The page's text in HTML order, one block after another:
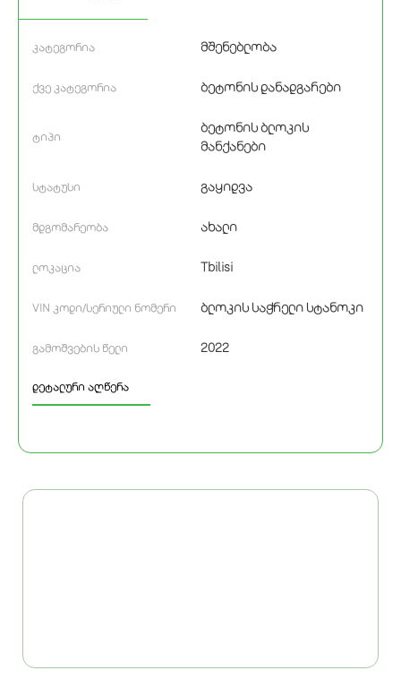
კატეგორია მშენებლობა
ქვე კატეგორია ბეტონის დანადგარები
ტიპი
ბეტონის ბლოკის
მანქანები
სტატუსი გაყიდვა
მდგომარეობა ახალი
ლოკაცია Tbilisi
VIN კოდი/სერიული ნომერი ბლოკის საჭრელი სტანოკი
გამოშვების წელი 2022
დეტალური აღწერა